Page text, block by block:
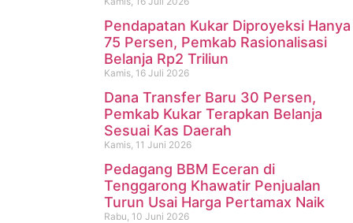
Pendapatan Kukar Diproyeksi Hanya
75 Persen, Pemkab Rasionalisasi
Belanja Rp2 Triliun
Kamis, 16 Juli 2026
Dana Transfer Baru 30 Persen,
Pemkab Kukar Terapkan Belanja
Sesuai Kas Daerah
Kamis, 11 Juni 2026
Pedagang BBM Eceran di
Tenggarong Khawatir Penjualan
Turun Usai Harga Pertamax Naik
Rabu, 10 Juni 2026
Pencari Ikan yang Hilang di
Mangkurawang Ditemukan
Meninggal di Sungai
Mahakam